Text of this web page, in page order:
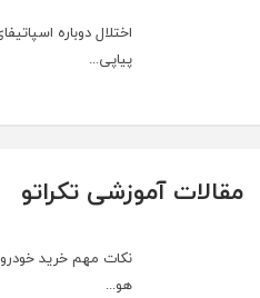
اختلال دوباره
پیاپی...
مقالات آموزشی تکراتو
نکات مهم خرید
هو...